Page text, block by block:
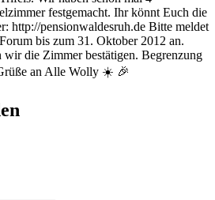
festgemacht. Ihr könnt Euch die
http://pensionwaldesruh.de Bitte meldet
bis zum 31. Oktober 2012 an.
die Zimmer bestätigen. Begrenzung
an Alle Wolly ☀️ 🎉